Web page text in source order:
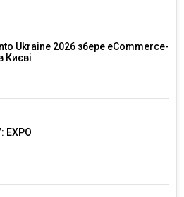
Ukraine 2026 збере eCommerce-
Києві
EXPO